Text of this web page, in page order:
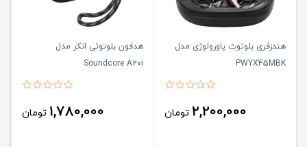
هندزفری بلوتوث پاورولوژی مدل
PWYX45MBK
2,200,000 تومان
هدفون بلوتوثی انکر مدل
Soundcore A20i
1,780,000 تومان